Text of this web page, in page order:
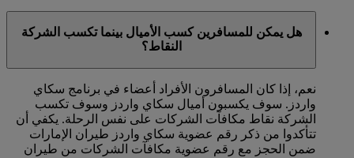
هل يمكن للمسافرين كسب الأميال بينما تكسب الشركة
النقاط؟
نعم، إذا كان المسافرون الأفراد أعضاء في برنامج سكاي
واردز. سوف يكسبون أميال سكاي واردز وسوف تكسب
الشركة نقاط مكافآت الشركات على نفس الرحلة. يكفي أن
تتأكدوا من ذكر رقم عضوية سكاي واردز طيران الإمارات
ضمن الحجز مع رقم عضوية مكافآت الشركات من طيران